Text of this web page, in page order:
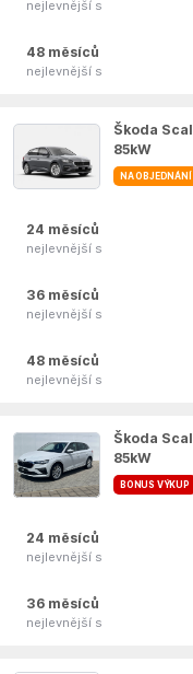
nejlevnější s
48 měsíců
nejlevnější s
Škoda
85kW
NA OBJEDNÁNÍ
24 měsíců
nejlevnější s
36 měsíců
nejlevnější s
48 měsíců
nejlevnější s
Škoda
85kW
BONUS VÝKUP
24 měsíců
nejlevnější s
36 měsíců
nejlevnější s